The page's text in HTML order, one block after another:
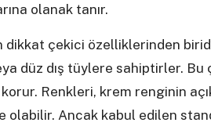
olanak tanır.
dikkat çekici özelliklerinden
düz dış tüylere sahiptirler. Bu
Renkleri, krem renginin
olabilir. Ancak kabul edilen